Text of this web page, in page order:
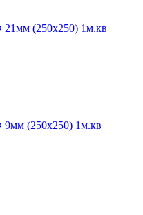
(250х250) 1м.кв
(250х250) 1м.кв